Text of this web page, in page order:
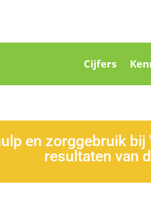
Cijfers
en zorggebruik
resultaten van